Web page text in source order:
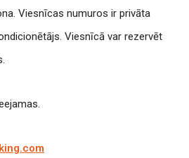
Viesnīcas numuros ir privāta
Viesnīcā var rezervēt